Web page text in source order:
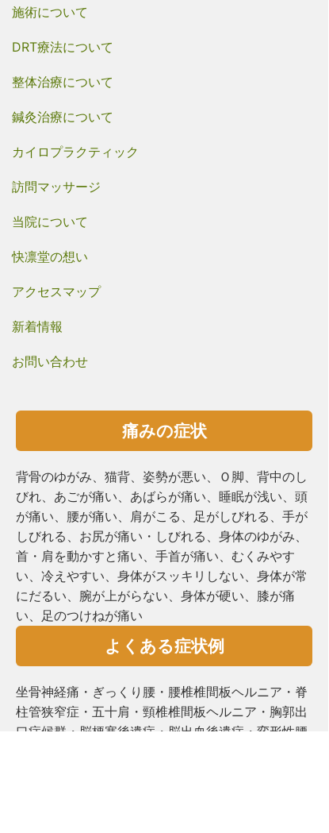
施術について
DRT療法について
整体治療について
鍼灸治療について
カイロプラクティック
訪問マッサージ
当院について
快凛堂の想い
アクセスマップ
新着情報
お問い合わせ
痛みの症状
背骨のゆがみ、猫背、姿勢が悪い、Ｏ脚、背中のし
びれ、あごが痛い、あばらが痛い、睡眠が浅い、頭
が痛い、腰が痛い、肩がこる、⾜がしびれる、手が
しびれる、お尻が痛い・しびれる、⾝体のゆがみ、
首・肩を動かすと痛い、手首が痛い、むくみやす
い、冷えやすい、⾝体がスッキリしない、⾝体が常
にだるい、腕が上がらない、⾝体が硬い、膝が痛
い、⾜のつけねが痛い
よくある症状例
坐骨神経痛・ぎっくり腰・腰椎椎間板ヘルニア・脊
柱管狭窄症・五十肩・頸椎椎間板ヘルニア・胸郭出
口症候群・脳梗塞後遺症・脳出血後遺症・変形性腰